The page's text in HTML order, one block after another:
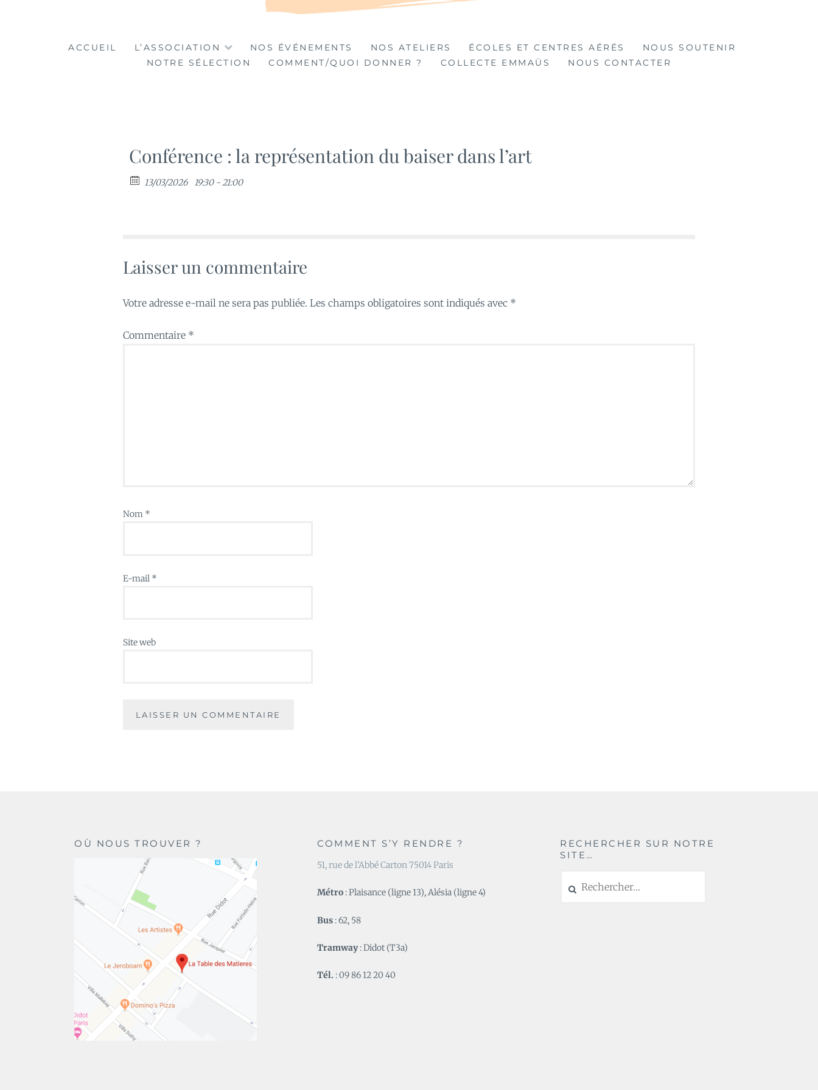
LA TABLE DES MATIÈRES
ACCUEIL L’ASSOCIATION NOS ÉVÉNEMENTS NOS ATELIERS ÉCOLES ET CENTRES AÉRÉS
NOUS SOUTENIR
NOTRE SÉLECTION
COMMENT/QUOI DONNER ? COLLECTE EMMAÜS NOUS CONTACTER
Conférence : la représentation du baiser dans l’art
13/03/2026 19:30 - 21:00
Laisser un commentaire
Votre adresse e-mail ne sera pas publiée. Les champs obligatoires sont indiqués avec *
Commentaire *
Nom *
E-mail *
Site web
OÙ NOUS TROUVER ? COMMENT S’Y RENDRE ?
51, rue de l’Abbé Carton 75014 Paris
Métro : Plaisance (ligne 13), Alésia (ligne 4)
Bus : 62, 58
Tramway: Didot (T3a)
Tél. : 09 86 12 20 40
RECHERCHER SUR NOTRE
SITE…